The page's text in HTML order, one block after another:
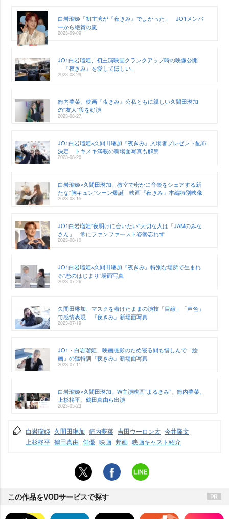
白岩瑠姫「初主演が『夜きみ』でよかった」 JO1メンバ
ーから絶賛の嵐
2023-09-09
JO1白岩瑠姫、初主演映画クランクアップ時の映像公開
「『夜きみ』を愛してほしい」
2023-08-29
箭内夢菜、映画『夜きみ』公私ともに親しい久間田琳加
の“友人”役を好演
2023-08-27
JO1白岩瑠姫×久間田琳加『夜きみ』入場者プレゼント配布
決定 トキメキ満載の新場面写真も解禁
2023-08-26
白岩瑠姫×久間田琳加、教室で密かに音楽をシェアする新
たな“胸キュン”シーン爆誕 映画『夜きみ』本編特別映像
2023-08-15
JO1白岩瑠姫“夜明けに会いたい”大切な人は「JAMのみな
さん」 常にファンファースト姿勢忘れず
2023-08-10
JO1白岩瑠姫×久間田琳加『夜きみ』特別な場所で生まれ
る“恋のはじまり”場面写真
2023-07-26
久間田琳加、マスクを着けたままの演技「目線」「声色」
で感情表現 『夜きみ』新場面写真
2023-07-19
JO1・白岩瑠姫、映画撮影のため寝る間も惜しんで「絵
画」の猛特訓『夜きみ』新場面写真
2023-07-11
白岩瑠姫×久間田琳加、W主演映画“よるきみ”、箭内夢菜、
上杉柊平、鶴田真由ら出演
2023-05-23
白岩瑠姫 久間田琳加 箭内夢菜 吉田ウーロン太 今井隆文
上杉柊平 鶴田真由 俳優 映画 邦画 映画キャスト紹介
この作品をVODサービスで探す